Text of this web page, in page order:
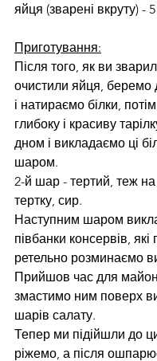
яйця (зварені вкруту) -
Приготування:
Після того, як ви
очистили яйця, беремо
і натираємо білки,
глибоку і красиву
дном і викладаємо ці
шаром.
2-й шар - тертий, теж на
тертку, сир.
Наступним шаром
півбанки консервів,
ретельно розминаємо
Прийшов час для
змастимо ним поверх
шарів салату.
Тепер ми підійшли до
ріжемо, а після